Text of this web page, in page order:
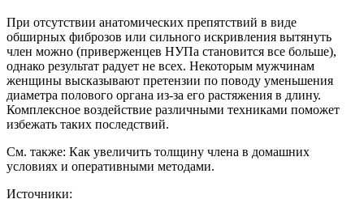
При отсутствии анатомических препятствий в виде
обширных фиброзов или сильного искривления вытянуть
член можно (приверженцев НУПа становится все больше),
однако результат радует не всех. Некоторым мужчинам
женщины высказывают претензии по поводу уменьшения
диаметра полового органа из-за его растяжения в длину.
Комплексное воздействие различными техниками поможет
избежать таких последствий.
См. также: Как увеличить толщину члена в домашних
условиях и оперативными методами.
Источники: